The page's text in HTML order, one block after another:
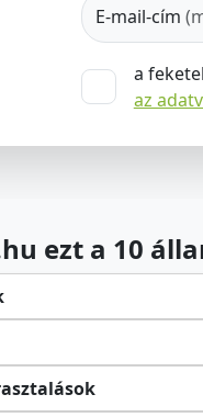
E-mail-cím
a
az
ezt a 10